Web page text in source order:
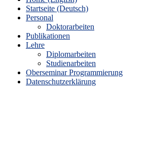
Startseite (Deutsch)
Personal
Doktorarbeiten
Publikationen
Lehre
Diplomarbeiten
Studienarbeiten
Oberseminar Programmierung
Datenschutzerklärung